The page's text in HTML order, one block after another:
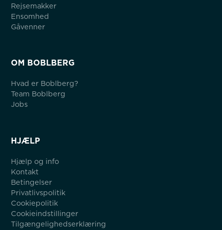
Rejsemakker
Ensomhed
Gåvenner
OM BOBLBERG
Hvad er Boblberg?
Team Boblberg
Jobs
HJÆLP
Hjælp og info
Kontakt
Betingelser
Privatlivspolitik
Cookiepolitik
Cookieindstillinger
Tilgængelighedserklæring